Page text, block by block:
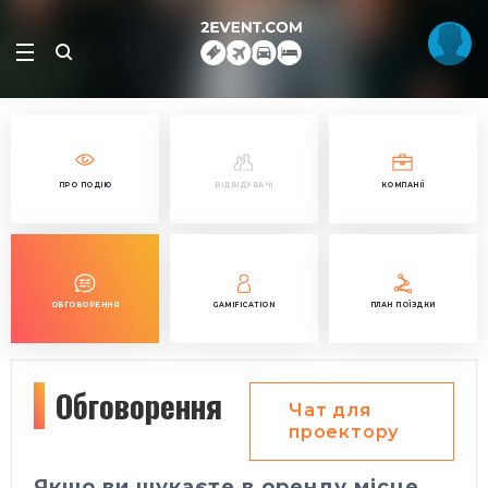
ПРО ПОДІЮ ВІДВІДУВАЧІ КОМПАНІЇ
ОБГОВОРЕННЯ GAMIFICATION ПЛАН ПОЇЗДКИ
Обговорення
Чат для
проектору